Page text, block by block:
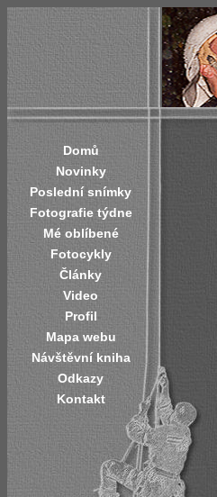
Domů
Novinky
Poslední snímky
Fotografie týdne
Mé oblíbené
Fotocykly
Články
Video
Profil
Mapa webu
Návštěvní kniha
Odkazy
Kontakt